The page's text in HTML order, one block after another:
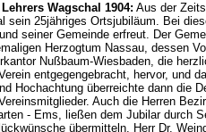
Wagschal 1904: Aus der
sein 25jähriges Ortsjubiläum. Bei
seiner Gemeinde erfreut. Der
Herzogtum Nassau, dessen
Nußbaum-Wiesbaden, die
entgegengebracht, hervor, und
Hochachtung überreichte dann die
Auch die Herren
- Ems, ließen dem Jubilar durch
übermitteln. Herr Dr.